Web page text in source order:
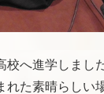
校へ進学しまし
れた素晴らしい